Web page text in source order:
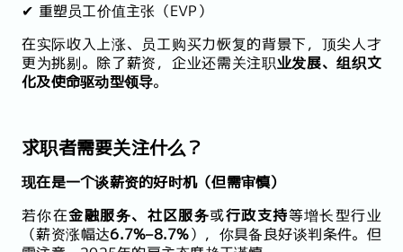
✔ 重塑员工价值主张（EVP）
在实际收入上涨、员工购买力恢复的背景下，顶尖人才
更为挑剔。除了薪资，企业还需关注职业发展、组织文
化及使命驱动型领导。
求职者需要关注什么？
现在是一个谈薪资的好时机（但需审慎）
若你在金融服务、社区服务或行政支持等增长型行业
（薪资涨幅达6.7%–8.7%），你具备良好谈判条件。但